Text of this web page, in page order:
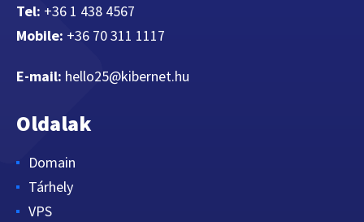
Tel: +36 1 438 4567
Mobile: +36 70 311 1117
E-mail: hello25@kibernet.hu
Oldalak
Domain
Tárhely
VPS